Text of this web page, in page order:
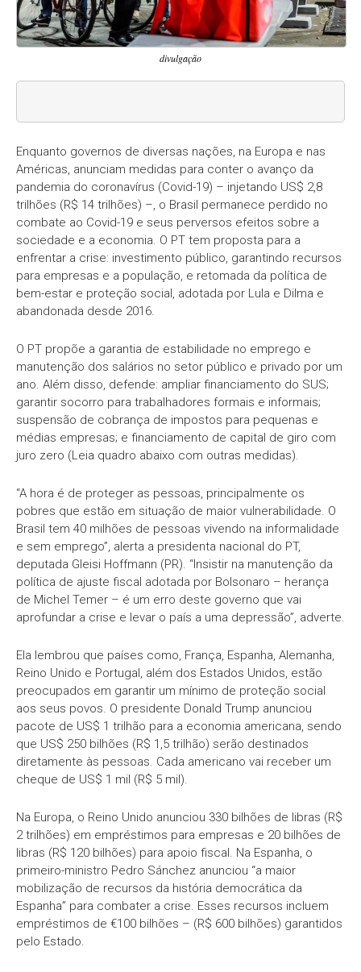
divulgação
Enquanto governos de diversas nações, na Europa e nas
Américas, anunciam medidas para conter o avanço da
pandemia do coronavírus (Covid-19) – injetando US$ 2,8
trilhões (R$ 14 trilhões) –, o Brasil permanece perdido no
combate ao Covid-19 e seus perversos efeitos sobre a
sociedade e a economia. O PT tem proposta para a
enfrentar a crise: investimento público, garantindo recursos
para empresas e a população, e retomada da política de
bem-estar e proteção social, adotada por Lula e Dilma e
abandonada desde 2016.
O PT propõe a garantia de estabilidade no emprego e
manutenção dos salários no setor público e privado por um
ano. Além disso, defende: ampliar financiamento do SUS;
garantir socorro para trabalhadores formais e informais;
suspensão de cobrança de impostos para pequenas e
médias empresas; e financiamento de capital de giro com
juro zero (Leia quadro abaixo com outras medidas).
“A hora é de proteger as pessoas, principalmente os
pobres que estão em situação de maior vulnerabilidade. O
Brasil tem 40 milhões de pessoas vivendo na informalidade
e sem emprego”, alerta a presidenta nacional do PT,
deputada Gleisi Hoffmann (PR). “Insistir na manutenção da
política de ajuste fiscal adotada por Bolsonaro – herança
de Michel Temer – é um erro deste governo que vai
aprofundar a crise e levar o país a uma depressão”, adverte.
Ela lembrou que países como, França, Espanha, Alemanha,
Reino Unido e Portugal, além dos Estados Unidos, estão
preocupados em garantir um mínimo de proteção social
aos seus povos. O presidente Donald Trump anunciou
pacote de US$ 1 trilhão para a economia americana, sendo
que US$ 250 bilhões (R$ 1,5 trilhão) serão destinados
diretamente às pessoas. Cada americano vai receber um
cheque de US$ 1 mil (R$ 5 mil).
Na Europa, o Reino Unido anunciou 330 bilhões de libras (R$
2 trilhões) em empréstimos para empresas e 20 bilhões de
libras (R$ 120 bilhões) para apoio fiscal. Na Espanha, o
primeiro-ministro Pedro Sánchez anunciou “a maior
mobilização de recursos da história democrática da
Espanha” para combater a crise. Esses recursos incluem
empréstimos de €100 bilhões – (R$ 600 bilhões) garantidos
pelo Estado.